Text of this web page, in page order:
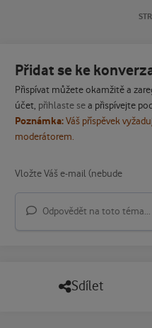
Přidat se ke
Přispívat můžete okamžitě a
účet, přihlaste sea přispívejte
Poznámka:Váš příspěvek
moderátorem.
Odpovědět na toto téma...
Sdílet